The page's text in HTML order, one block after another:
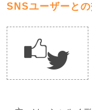
SNSユーザーと